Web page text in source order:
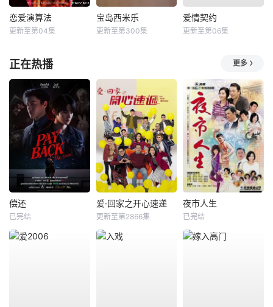
恋爱演算法
更新至第04集
宝岛西米乐
更新至第300集
爱情契约
更新至第06集
正在热播 更多
偿还
已完结
爱·回家之开心速递
更新至第2866集
夜市人生
已完结